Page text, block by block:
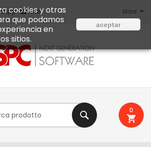
Mail More
0
cookies y otras
que podamos
en
sitios.
aceptar